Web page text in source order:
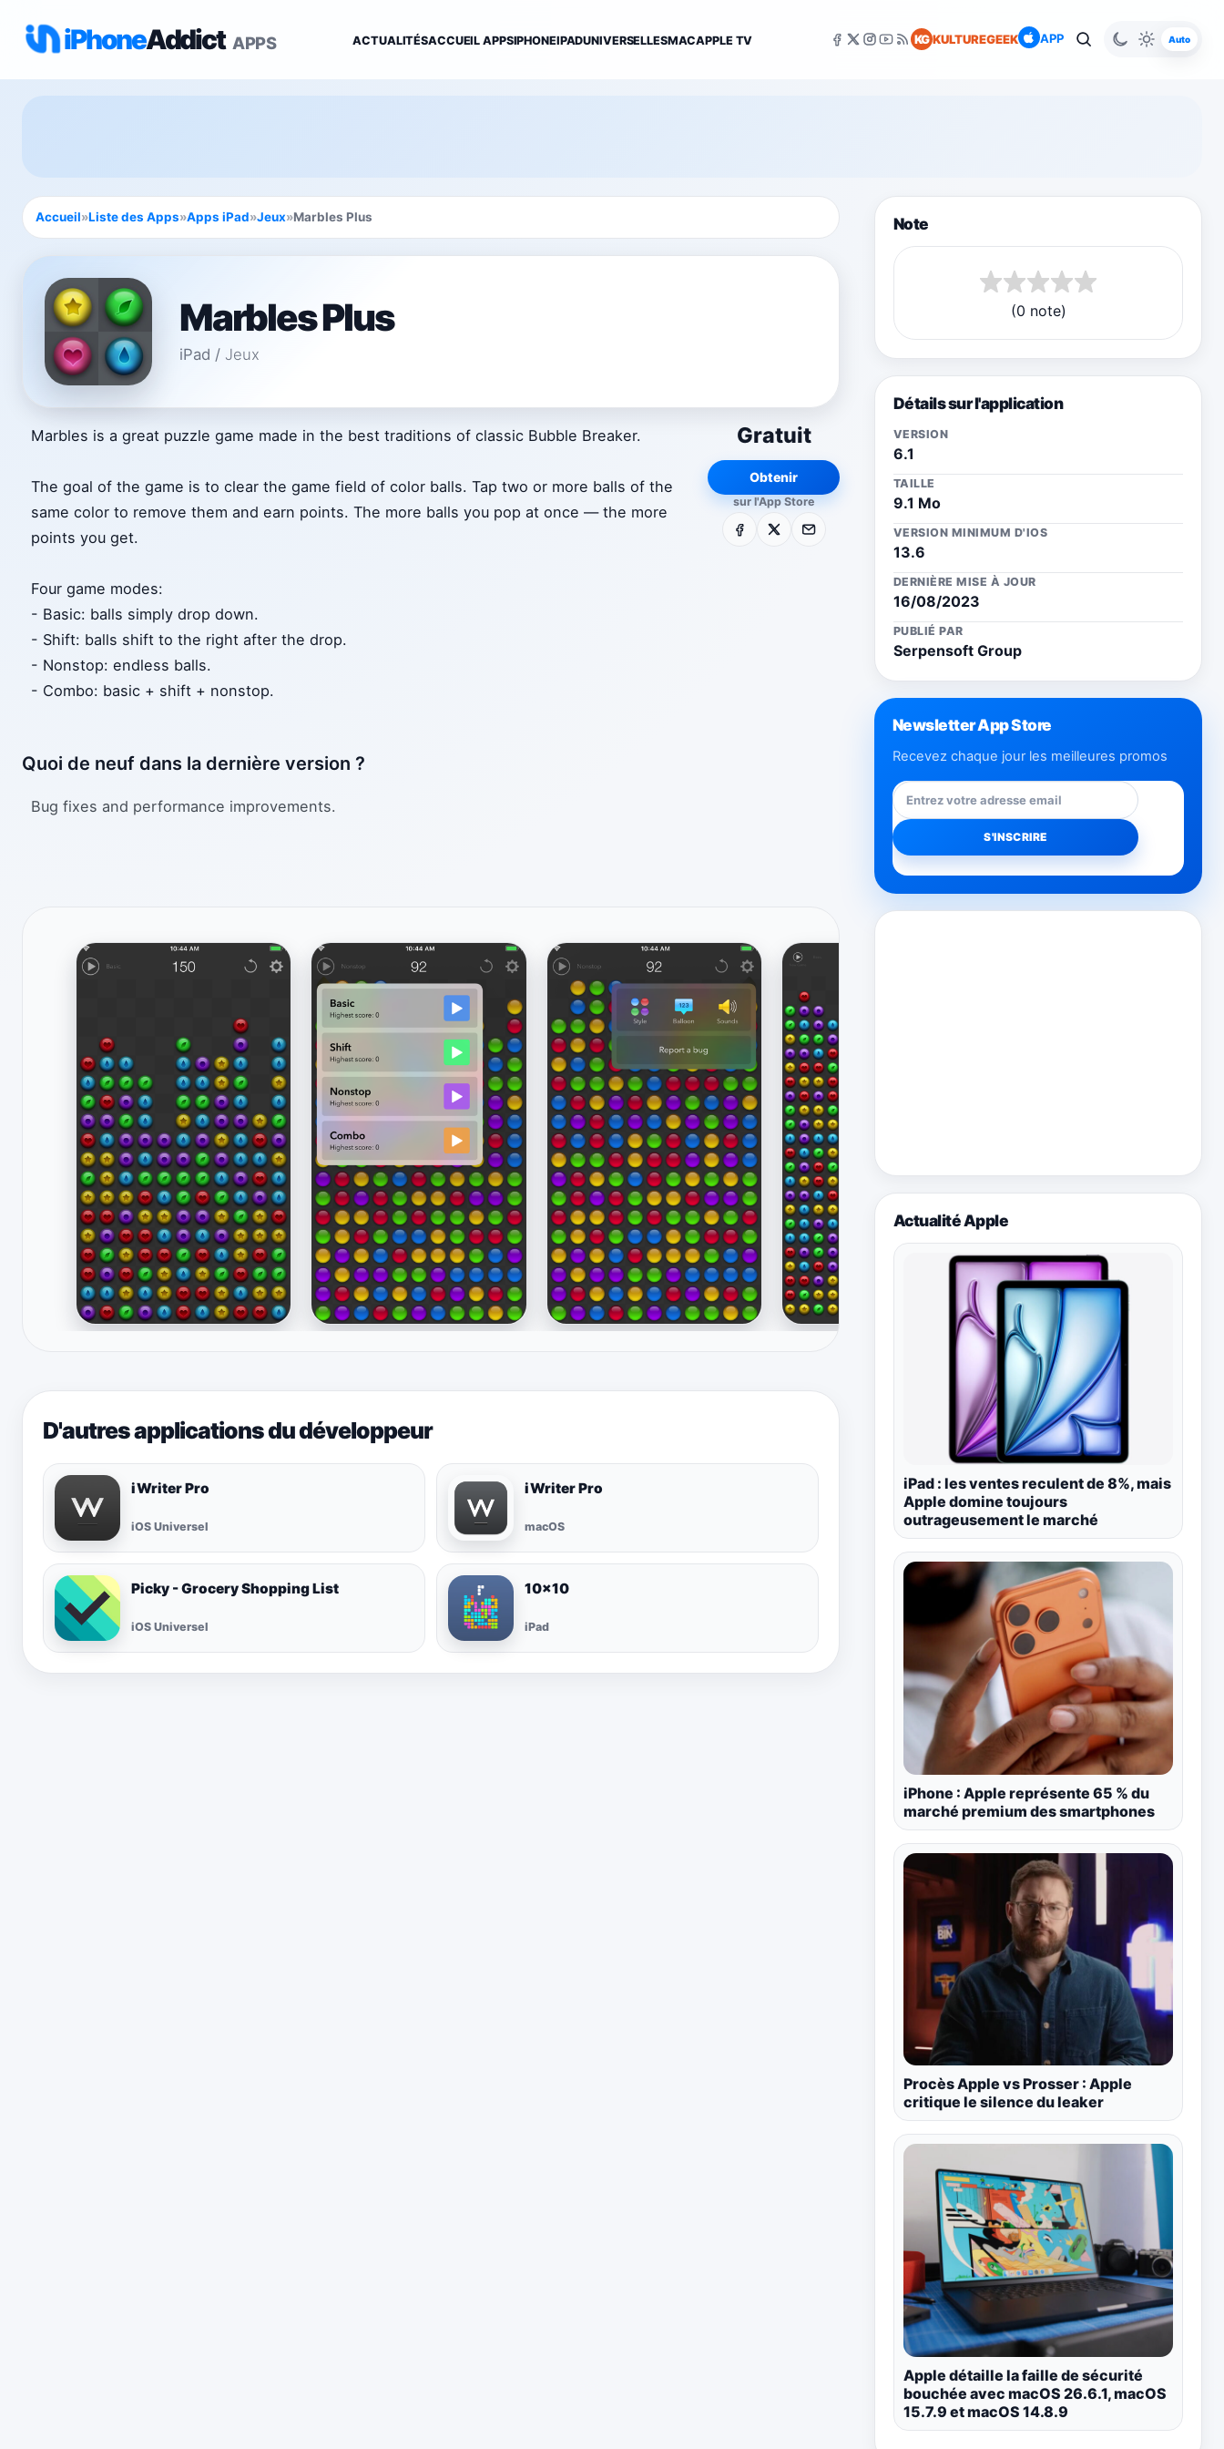
iPhoneAddict APPS ACTUALITÉSACCUEIL APPSIPHONEIPADUNIVERSELLESMACAPPLE TV KG KULTUREGEEK APP Auto
Accueil»Liste des Apps»Apps iPad»Jeux»Marbles Plus
Marbles Plus
iPad / Jeux
Gratuit
Obtenir
sur l'App Store
Facebook E-mail
Marbles is a great puzzle game made in the best traditions of classic Bubble Breaker.
The goal of the game is to clear the game field of color balls. Tap two or more balls of the
same color to remove them and earn points. The more balls you pop at once — the more
points you get.
Four game modes:
- Basic: balls simply drop down.
- Shift: balls shift to the right after the drop.
- Nonstop: endless balls.
- Combo: basic + shift + nonstop.
Quoi de neuf dans la dernière version ?
Bug fixes and performance improvements.
D'autres applications du développeur
iWriter Pro
iOS Universel
iWriter Pro
macOS
Picky - Grocery Shopping List
iOS Universel
10×10
iPad
Note
(0 note)
Détails sur l'application
VERSION
6.1
TAILLE
9.1 Mo
VERSION MINIMUM D'IOS
13.6
DERNIÈRE MISE À JOUR
16/08/2023
PUBLIÉ PAR
Serpensoft Group
Newsletter App Store
Recevez chaque jour les meilleures promos
Actualité Apple
iPad : les ventes reculent de 8%, mais
Apple domine toujours
outrageusement le marché
iPhone : Apple représente 65 % du
marché premium des smartphones
Procès Apple vs Prosser : Apple
critique le silence du leaker
Apple détaille la faille de sécurité
bouchée avec macOS 26.6.1, macOS
15.7.9 et macOS 14.8.9